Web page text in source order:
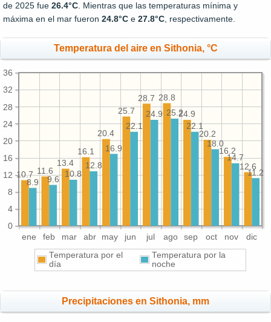
de 2025 fue 26.4°C. Mientras que las temperaturas mínima y
máxima en el mar fueron 24.8°C e 27.8°C, respectivamente.
Temperatura del aire en Sithonia, °C
ene feb mar abr may jun jul ago sep oct nov dic
0
4
8
12
16
20
24
28
32
36
12.6
16.2
20.2
24.9
28.8
28.7
25.7
20.4
16.1
13.4
11.6
10.7 11.2
14.7
18.0
22.1
25.2
24.9
22.1
16.9
12.8
10.8
9.6
8.9
Temperatura por el
día
Temperatura por la
noche
Precipitaciones en Sithonia, mm